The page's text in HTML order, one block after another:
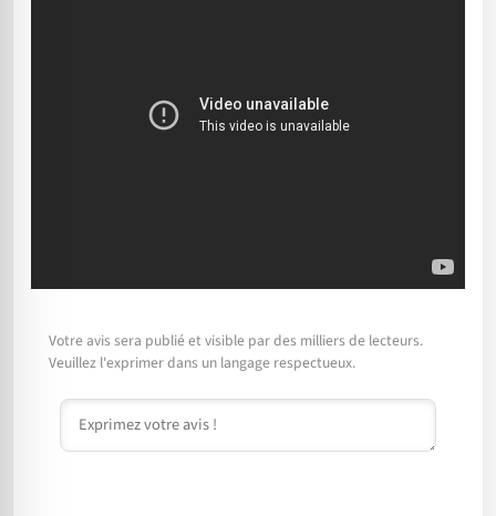
Votre avis sera publié et visible par des milliers de lecteurs.
Veuillez l'exprimer dans un langage respectueux.
Commentaire